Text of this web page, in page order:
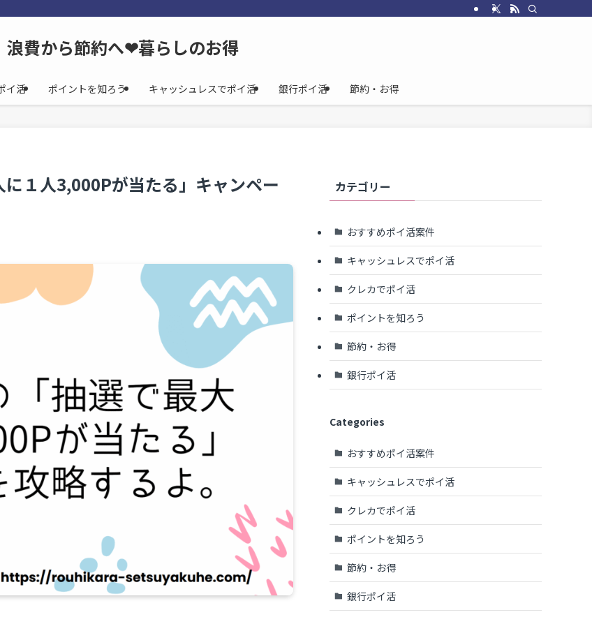
浪費から節約へ❤暮らしのお得
イ活 ポイントを知ろう キャッシュレスでポイ活 銀行ポイ活 節約・お得
１人3,000Pが当たる」キャンペー
カテゴリー
おすすめポイ活案件
キャッシュレスでポイ活
クレカでポイ活
ポイントを知ろう
節約・お得
銀行ポイ活
Categories
おすすめポイ活案件
キャッシュレスでポイ活
クレカでポイ活
ポイントを知ろう
節約・お得
銀行ポイ活